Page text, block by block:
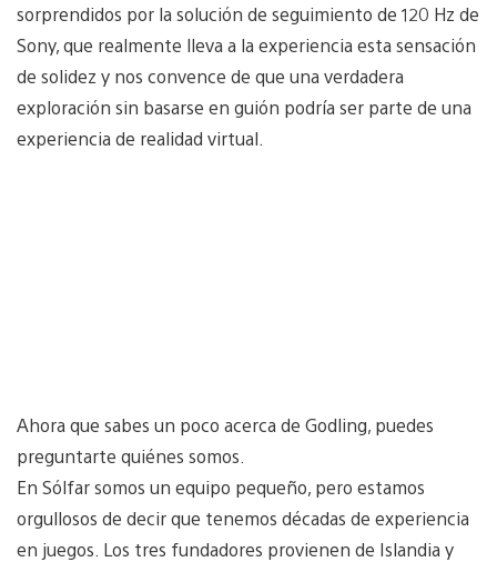
sorprendidos por la solución de seguimiento de 120 Hz de
Sony, que realmente lleva a la experiencia esta sensación
de solidez y nos convence de que una verdadera
exploración sin basarse en guión podría ser parte de una
experiencia de realidad virtual.
Ahora que sabes un poco acerca de Godling, puedes
preguntarte quiénes somos.
En Sólfar somos un equipo pequeño, pero estamos
orgullosos de decir que tenemos décadas de experiencia
en juegos. Los tres fundadores provienen de Islandia y